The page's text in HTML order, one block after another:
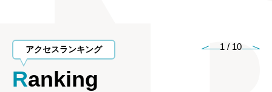
アクセスランキング
Ranking
1 / 10